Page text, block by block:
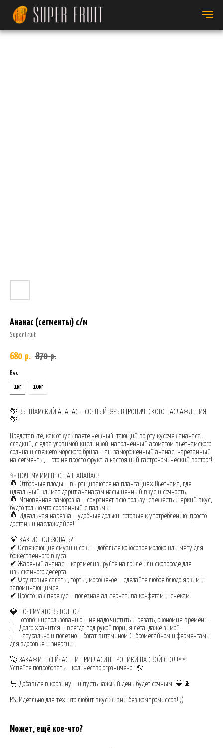
Ананас (сегменты) с/м
Super Fruit
680 р. 870 р.
Вес
1кг 10кг
🌴 ВЬЕТНАМСКИЙ АНАНАС – СОЧНЫЙ ВЗРЫВ ТРОПИЧЕСКОГО НАСЛАЖДЕНИЯ!
🌴
Представьте, как откусываете нежный, тающий во рту кусочек ананаса –
сладкий, с едва уловимой кислинкой, наполненный ароматом вьетнамского
солнца и свежего морского бриза. Наш замороженный ананас, нарезанный
на сегменты, – это не просто фрукт, а настоящий гастрономический восторг!
✨ ПОЧЕМУ ИМЕННО НАШ АНАНАС?
🍍 Отборные плоды – выращиваются на плантациях Вьетнама, где
идеальный климат дарит ананасам насыщенный вкус и сочность.
🍍 Мгновенная заморозка – сохраняет всю пользу, свежесть и яркий вкус,
будто только что сорванный с пальмы.
🍍 Идеальная нарезка – удобные дольки, готовые к употреблению: просто
достань и наслаждайся!
🍹 КАК ИСПОЛЬЗОВАТЬ?
✔ Освежающие смузи и соки – добавьте кокосовое молоко или мяту для
божественного вкуса.
✔ Жареный ананас – карамелизируйте на гриле или сковороде для
изысканного десерта.
✔ Фруктовые салаты, торты, мороженое – сделайте любое блюдо ярким и
запоминающимся.
✔ Просто как перекус – полезная альтернатива конфетам и снекам.
💎 ПОЧЕМУ ЭТО ВЫГОДНО?
🔹 Готово к использованию – не надо чистить и резать, экономия времени.
🔹 Долго хранится – всегда под рукой порция лета, даже зимой.
🔹 Натурально и полезно – богат витамином C, бромелайном и ферментами
для здоровья и энергии.
🚀 ЗАКАЖИТЕ СЕЙЧАС – И ПРИГЛАСИТЕ ТРОПИКИ НА СВОЙ СТОЛ!**
Успейте попробовать – количество ограничено! 🌞
🛒 Добавьте в корзину – и пусть каждый день будет сочным! 💛🍍
P.S. Идеально для тех, кто любит вкус жизни без компромиссов! ;)
Может, ещё кое-что?